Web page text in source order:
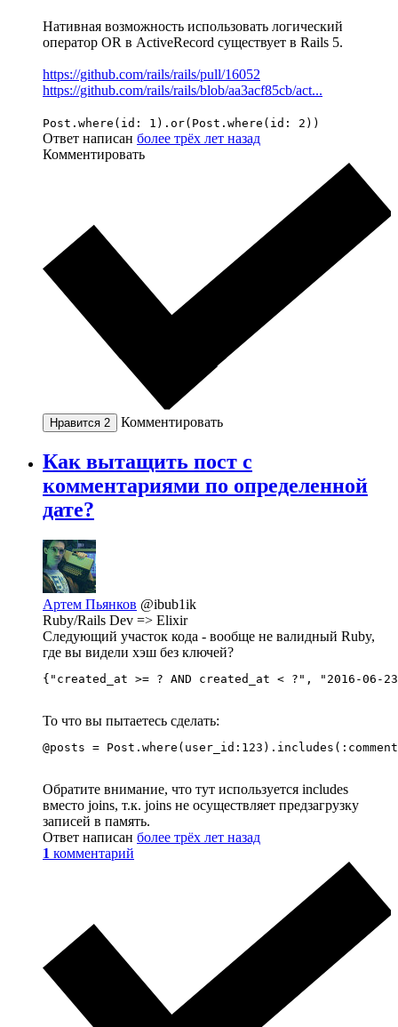
Нативная возможность использовать логический
оператор OR в ActiveRecord существует в Rails 5.
https://github.com/rails/rails/pull/16052
https://github.com/rails/rails/blob/aa3acf85cb/act...
Post.where(id: 1).or(Post.where(id: 2))
Ответ написан более трёх лет назад
Комментировать
Нравится 2 Комментировать
Как вытащить пост с
комментариями по определенной
дате?
Артем Пьянков @ibub1ik
Ruby/Rails Dev => Elixir
Следующий участок кода - вообще не валидный Ruby,
где вы видели хэш без ключей?
{"created_at >= ? AND created_at < ?", "2016-06-
То что вы пытаетесь сделать:
@posts =
Обратите внимание, что тут используется includes
вместо joins, т.к. joins не осуществляет предзагрузку
записей в память.
Ответ написан более трёх лет назад
1 комментарий